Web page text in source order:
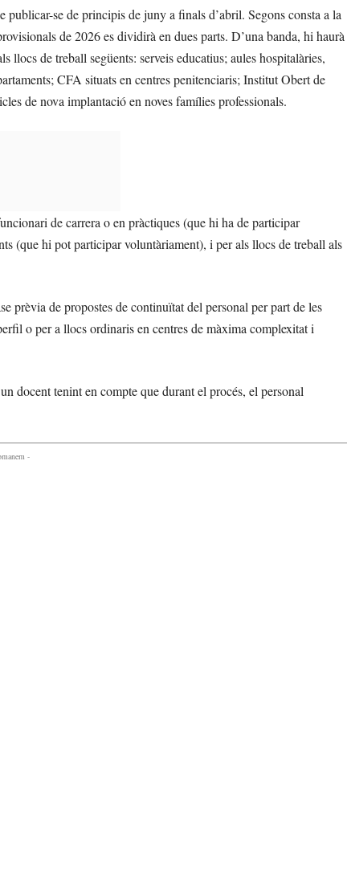
publicar-se de principis de juny a finals d’abril. Segons consta a la
de 2026 es dividirà en dues parts. D’una banda, hi haurà
de treball següents: serveis educatius; aules hospitalàries,
CFA situats en centres penitenciaris; Institut Obert de
de nova implantació en noves famílies professionals.
de carrera o en pràctiques (que hi ha de participar
(que hi pot participar voluntàriament), i per als llocs de treball als
prèvia de propostes de continuïtat del personal per part de les
o per a llocs ordinaris en centres de màxima complexitat i
docent tenint en compte que durant el procés, el personal
-